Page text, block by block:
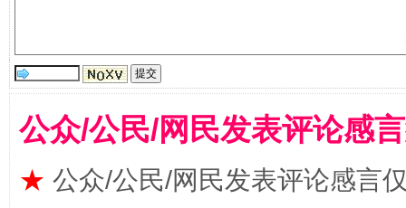
公众/公民/网民发表评论感
★ 公众/公民/网民发表评论感言